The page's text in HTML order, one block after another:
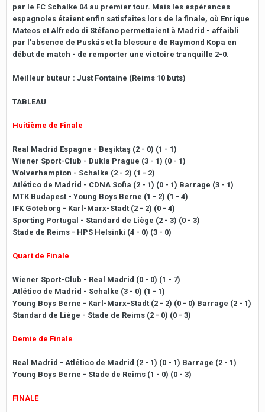
par le FC Schalke 04 au premier tour. Mais les espérances
espagnoles étaient enfin satisfaites lors de la finale, où Enrique
Mateos et Alfredo di Stéfano permettaient à Madrid - affaibli
par l'absence de Puskás et la blessure de Raymond Kopa en
début de match - de remporter une victoire tranquille 2-0.
Meilleur buteur : Just Fontaine (Reims 10 buts)
TABLEAU
Huitième de Finale
Real Madrid Espagne - Beşiktaş (2 - 0) (1 - 1)
Wiener Sport-Club - Dukla Prague (3 - 1) (0 - 1)
Wolverhampton - Schalke (2 - 2) (1 - 2)
Atlético de Madrid - CDNA Sofia (2 - 1) (0 - 1) Barrage (3 - 1)
MTK Budapest - Young Boys Berne (1 - 2) (1 - 4)
IFK Göteborg - Karl-Marx-Stadt (2 - 2) (0 - 4)
Sporting Portugal - Standard de Liège (2 - 3) (0 - 3)
Stade de Reims - HPS Helsinki (4 - 0) (3 - 0)
Quart de Finale
Wiener Sport-Club - Real Madrid (0 - 0) (1 - 7)
Atlético de Madrid - Schalke (3 - 0) (1 - 1)
Young Boys Berne - Karl-Marx-Stadt (2 - 2) (0 - 0) Barrage (2 - 1)
Standard de Liège - Stade de Reims (2 - 0) (0 - 3)
Demie de Finale
Real Madrid - Atlético de Madrid (2 - 1) (0 - 1) Barrage (2 - 1)
Young Boys Berne - Stade de Reims (1 - 0) (0 - 3)
FINALE